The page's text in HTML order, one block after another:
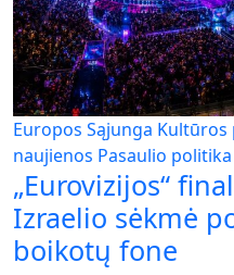
Europos Sąjunga Kultūros
naujienos Pasaulio politika
„Eurovizijos“
Izraelio sėkmė
boikotų fone